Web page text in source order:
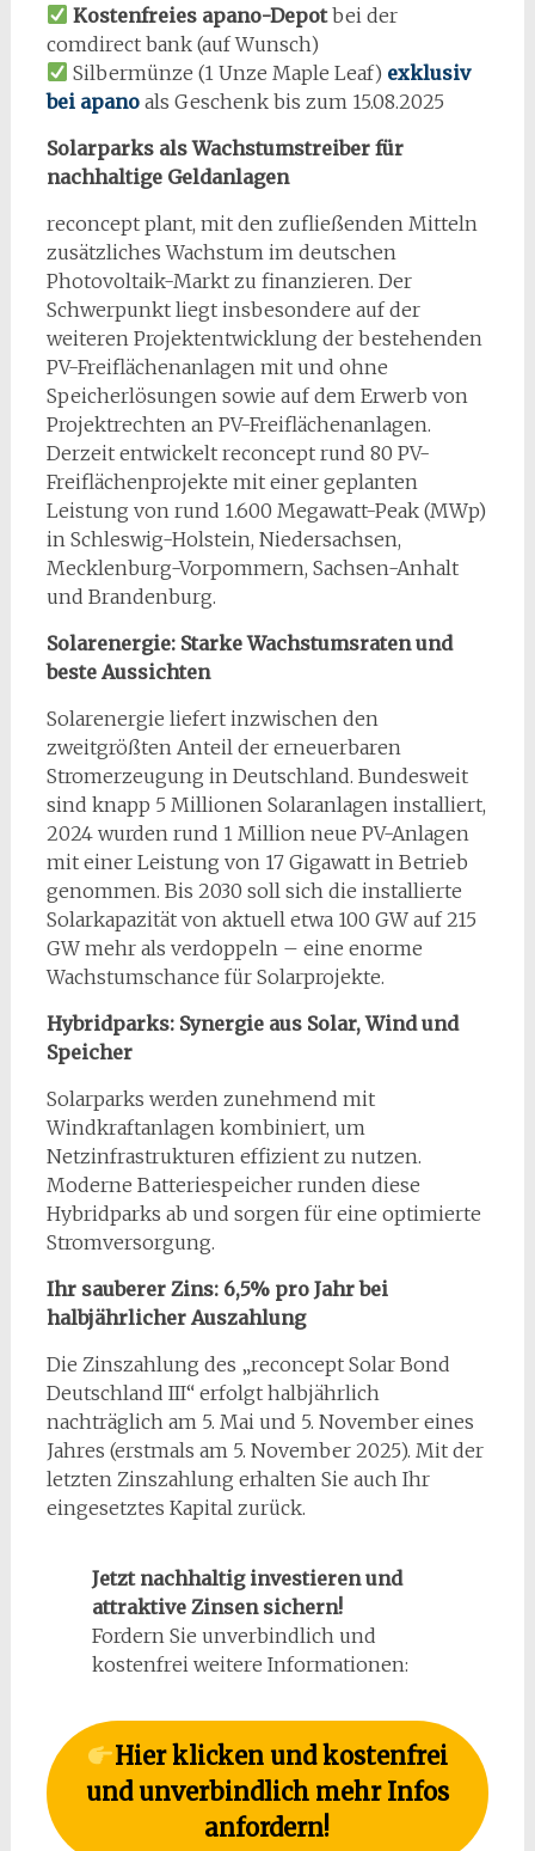
Kostenfreies apano-Depotbei der
comdirect bank (auf Wunsch)
Silbermünze (1 Unze Maple Leaf) exklusiv
bei apanoals Geschenk bis zum 15.08.2025
Solarparks als Wachstumstreiber für
nachhaltige Geldanlagen
reconcept plant, mit den zufließenden Mitteln
zusätzliches Wachstum im deutschen
Photovoltaik-Markt zu finanzieren. Der
Schwerpunkt liegt insbesondere auf der
weiteren Projektentwicklung der bestehenden
PV-Freiflächenanlagen mit und ohne
Speicherlösungen sowie auf dem Erwerb von
Projektrechten an PV-Freiflächenanlagen.
Derzeit entwickelt reconcept rund 80 PV-
Freiflächenprojekte mit einer geplanten
Leistung von rund 1.600 Megawatt-Peak (MWp)
in Schleswig-Holstein, Niedersachsen,
Mecklenburg-Vorpommern, Sachsen-Anhalt
und Brandenburg.
Solarenergie: Starke Wachstumsraten und
beste Aussichten
Solarenergie liefert inzwischen den
zweitgrößten Anteil der erneuerbaren
Stromerzeugung in Deutschland. Bundesweit
sind knapp 5 Millionen Solaranlagen installiert,
2024 wurden rund 1 Million neue PV-Anlagen
mit einer Leistung von 17 Gigawatt in Betrieb
genommen. Bis 2030 soll sich die installierte
Solarkapazität von aktuell etwa 100 GW auf 215
GW mehr als verdoppeln – eine enorme
Wachstumschance für Solarprojekte.
Hybridparks: Synergie aus Solar, Wind und
Speicher
Solarparks werden zunehmend mit
Windkraftanlagen kombiniert, um
Netzinfrastrukturen effizient zu nutzen.
Moderne Batteriespeicher runden diese
Hybridparks ab und sorgen für eine optimierte
Stromversorgung.
Ihr sauberer Zins: 6,5% pro Jahr bei
halbjährlicher Auszahlung
Die Zinszahlung des „reconcept Solar Bond
Deutschland III“ erfolgt halbjährlich
nachträglich am 5. Mai und 5. November eines
Jahres (erstmals am 5. November 2025). Mit der
letzten Zinszahlung erhalten Sie auch Ihr
eingesetztes Kapital zurück.
Jetzt nachhaltig investieren und
attraktive Zinsen sichern!
Fordern Sie unverbindlich und
kostenfrei weitere Informationen:
Hier klicken und kostenfrei
und unverbindlich mehr Infos
anfordern!